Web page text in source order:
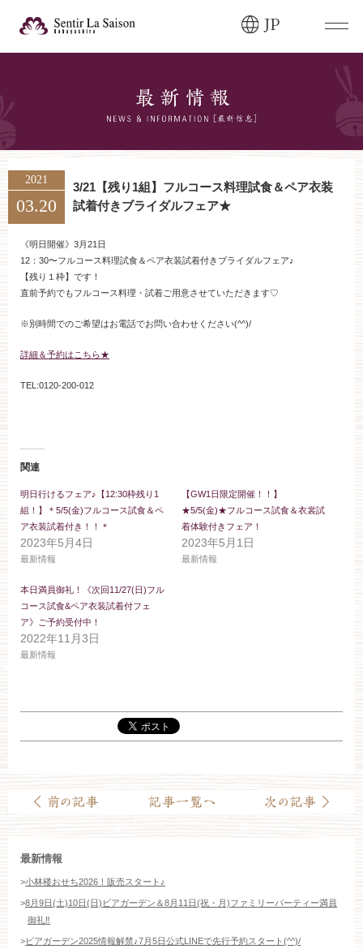
JP
0120-166-088
ご成約済み・ご列席のお客様
その他のお問い合わせ
0258-66-3155
資料請求
お問い合わせ
小林楼の結婚式
おもてなし
お約束 フォトギャラリー
2021
03.20
3/21【残り1組】フルコース料理試食＆ペア衣装
試着付きブライダルフェア★
《明日開催》3月21日
12：30〜フルコース料理試食＆ペア衣装試着付きブライダルフェア♪
【残り１枠】です！
直前予約でもフルコース料理・試着ご用意させていただきます♡
※別時間でのご希望はお電話でお問い合わせください(^^)/
詳細＆予約はこちら★
TEL:0120-200-012
関連
明日行けるフェア♪【12:30枠残り1
組！】＊5/5(金)フルコース試食＆ペ
ア衣装試着付き！！＊
2023年5月4日
最新情報
【GW1日限定開催！！】
★5/5(金)★フルコース試食＆衣裳試
着体験付きフェア！
2023年5月1日
最新情報
本日満員御礼！《次回11/27(日)フル
コース試食&ペア衣装試着付フェ
ア》ご予約受付中！
2022年11月3日
最新情報
最新情報
>小林楼おせち2026！販売スタート♪
>8月9日(土)10日(日)ビアガーデン＆8月11日(祝・月)ファミリーパーティー満員
御礼‼️
>ビアガーデン2025情報解禁♪7月5日公式LINEで先行予約スタート(^^)/